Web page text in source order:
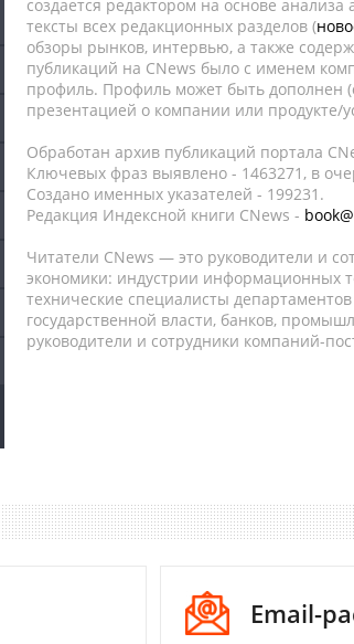
создается редактором на основе
тексты всех редакционных разделов (
обзоры рынков, интервью, а также
публикаций на CNews было с именем
профиль. Профиль может быть дополнен
презентацией о компании или продукте/
Обработан архив публикаций портала
Ключевых фраз выявлено - 1463271, в
Создано именных указателей - 199231.
Редакция Индексной книги CNews -
Читатели CNews — это руководители и
экономики: индустрии информационных
технические специалисты
государственной власти, банков,
руководители и сотрудники компаний-
Email-